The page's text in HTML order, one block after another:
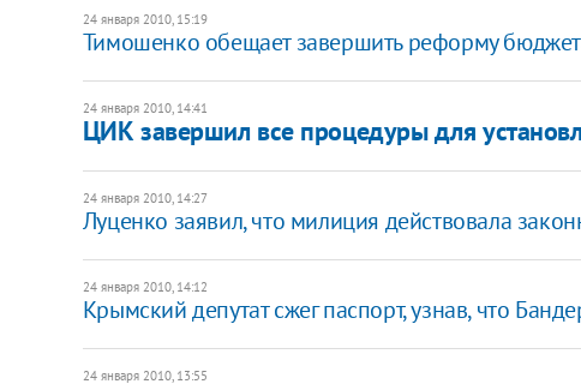
24 января 2010, 15:19
Тимошенко обещает завершить реформу
24 января 2010, 14:41
ЦИК завершил все процедуры для
24 января 2010, 14:27
Луценко заявил, что милиция действовала
24 января 2010, 14:12
Крымский депутат сжег паспорт, узнав, что
24 января 2010, 13:55